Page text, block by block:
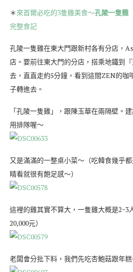
＊來首爾必吃的3隻雞美食～孔陵一隻雞
完整食記
孔陵一隻雞在東大門跟新村各有分店，
店。要前往東大門的分店，搭乘地鐵到
去，直直走約5分鐘，看到這間ZEN的咖
子轉進去。
「孔陵一隻雞」，跟陳玉華在兩隔壁。
用排隊喔～
又是滿滿的一整桌小菜～（吃韓食幾乎
睛看就很有飽足感～）
這裡的雞其實不算大，一隻雞大概是2~3
20,000元）
老闆會分批下料，我們先吃杏鮑菇跟年